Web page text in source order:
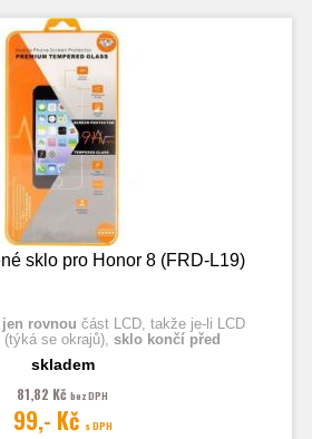
sklo pro Honor 8 (FRD-L19)
jen rovnou část LCD, takže je-li LCD
(týká se okrajů), sklo končí před
skladem
81,82 Kč bez DPH
99,- Kč s DPH